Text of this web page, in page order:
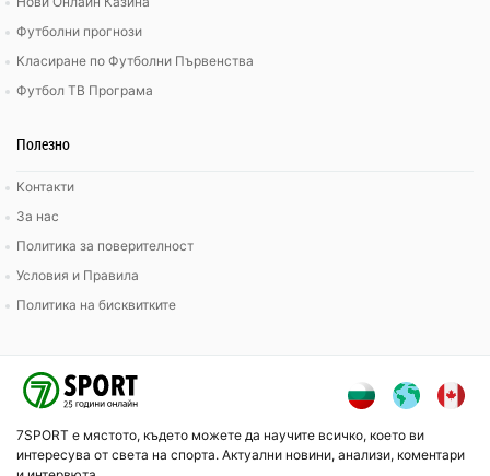
Футболни прогнози
Класиране по Футболни Първенства
Футбол ТВ Програма
Полезно
Контакти
За нас
Политика за поверителност
Условия и Правила
Политика на бисквитките
7SPORT е мястото, където можете да научите всичко, което ви
интересува от света на спорта. Актуални новини, анализи, коментари